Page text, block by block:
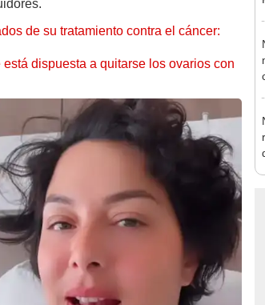
de su tratamiento contra el cáncer:
dispuesta a quitarse los ovarios con